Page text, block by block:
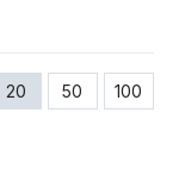
20 50 100